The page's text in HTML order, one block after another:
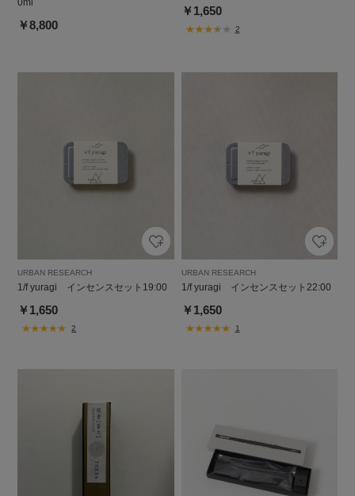
0ml
￥8,800
￥1,650
2
URBAN RESEARCH
1/f yuragi インセンスセット19:00
￥1,650
2
URBAN RESEARCH
1/f yuragi インセンスセット22:00
￥1,650
1